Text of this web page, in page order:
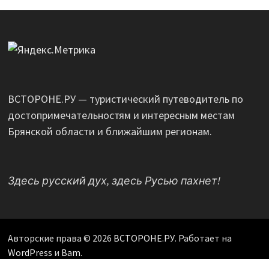
ВСТОРОНЕ.РУ — туристический путеводитель по
достопримечательностям и интересным местам
Брянской области и ближайшим регионам.
Здесь русский дух, здесь Русью пахнет!
Авторские права © 2026 ВСТОРОНЕ.РУ. Работает на
WordPress и Bam.